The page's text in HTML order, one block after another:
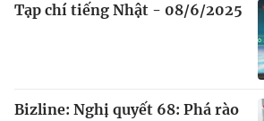
Tạp chí tiếng Nhật - 08/6/2025
Bizline: Nghị quyết 68: Phá rào